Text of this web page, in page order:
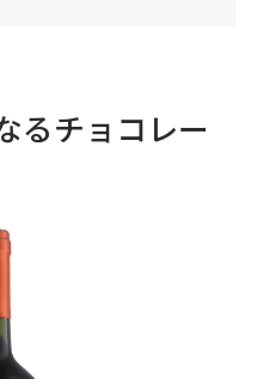
るチョコレー